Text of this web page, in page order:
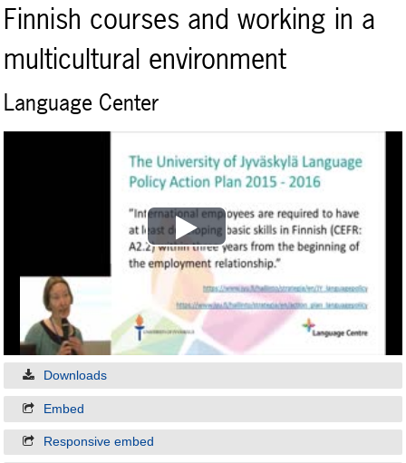
Finnish courses and working in a
multicultural environment
Language Center
Play
Video
Downloads
Embed
Responsive embed